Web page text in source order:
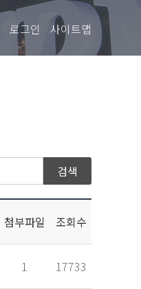
로그인 사이트맵
첨부파일 조회수
1 17733